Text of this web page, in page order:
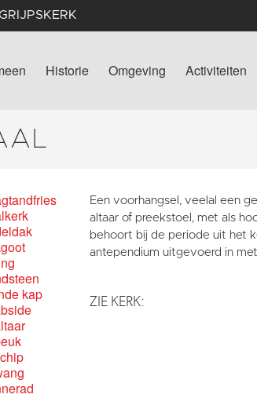
Historie Omgeving Activiteiten
kap
Een voorhangsel, veelal een
altaar of preekstoel, met als
behoort bij de periode uit het
antependium uitgevoerd in
ZIE KERK: